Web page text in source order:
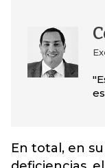
En total, en